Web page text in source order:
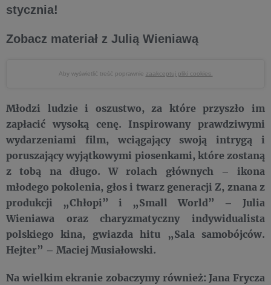
stycznia!
Zobacz materiał z Julią Wieniawą
Aby wyświetlić treść poprawnie zaakceptuj pliki cookies.
Młodzi ludzie i oszustwo, za które przyszło im
zapłacić wysoką cenę. Inspirowany prawdziwymi
wydarzeniami film, wciągający swoją intrygą i
poruszający wyjątkowymi piosenkami, które zostaną
z tobą na długo. W rolach głównych – ikona
młodego pokolenia, głos i twarz generacji Z, znana z
produkcji „Chłopi” i „Small World” – Julia
Wieniawa oraz charyzmatyczny indywidualista
polskiego kina, gwiazda hitu „Sala samobójców.
Hejter” – Maciej Musiałowski.
Na wielkim ekranie zobaczymy również: Jana Frycza